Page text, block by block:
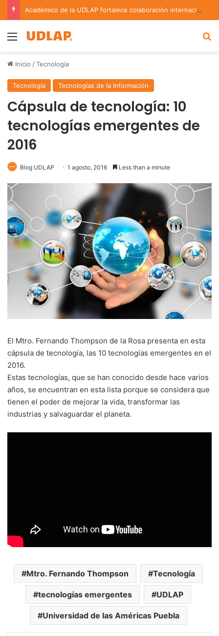
Académico de la UDLAP fortalece colaboración internacional con estancia de investigación en Argentina
Menu
Inicio /Tecnología
Tecnología Tecnologías de la Información
Cápsula de tecnología: 10
tecnologías emergentes de
2016
Blog UDLAP 1 agosto, 2016 Less than a minute
El Mtro. Fernando Thompson de la Rosa presenta en esta
cápsula de tecnología, las 10 tecnologías emergentes en el
2016.
Estas tecnologías, que se han conocido desde hace varios
años, se encuentran en esta lista porque se considera que
tienen el poder de mejorar la vida, transformar las
industrias y salvaguardar el planeta.
Mtro. Fernando Thompson Tecnología
tecnologías emergentes UDLAP
Universidad de las Américas Puebla